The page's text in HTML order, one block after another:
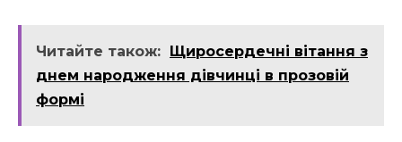
Читайте також: Щиросердечні вітання з
днем народження дівчинці в прозовій
формі